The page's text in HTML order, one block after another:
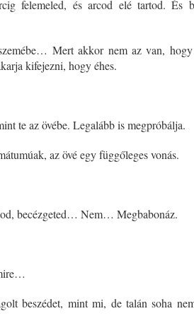
felemeled, és arcod elé tartod. És
Mert akkor nem az van, hogy
kifejezni, hogy éhes.
te az övébe. Legalább is megpróbálja.
az övé egy függőleges vonás.
becézgeted… Nem… Megbabonáz.
beszédet, mint mi, de talán soha